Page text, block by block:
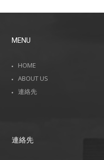
MENU
HOME
ABOUT US
連絡先
連絡先